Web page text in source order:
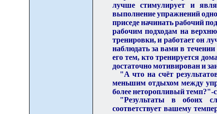
лучше стимулирует и
выполнение упражнений одно
приседе начинать рабочий
рабочим подходам на
тренировки, и работает он
наблюдать за вами в
его тем, кто тренируется
достаточно мотивирован и
"А что на счёт
меньшим отдыхом между
более неторопливый темп?"-
"Результаты в обоих
соответствует вашему